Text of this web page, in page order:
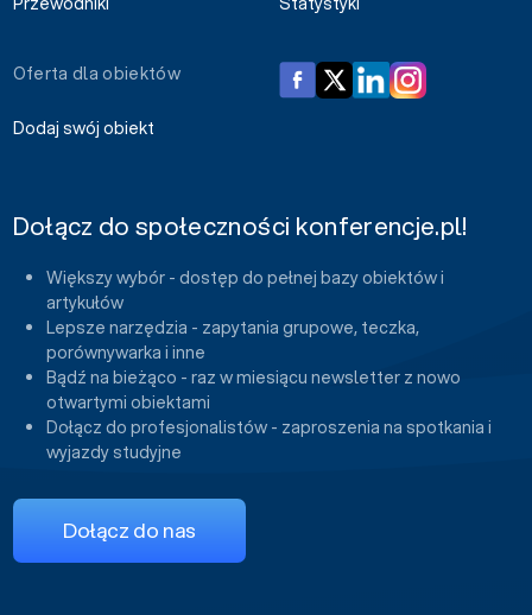
Oferta dla obiektów
Dodaj swój obiekt
Dołącz do społeczności konferencje.pl!
Większy wybór - dostęp do pełnej bazy obiektów i
artykułów
Lepsze narzędzia - zapytania grupowe, teczka,
porównywarka i inne
Bądź na bieżąco - raz w miesiącu newsletter z nowo
otwartymi obiektami
Dołącz do profesjonalistów - zaproszenia na spotkania i
wyjazdy studyjne
Dołącz do nas